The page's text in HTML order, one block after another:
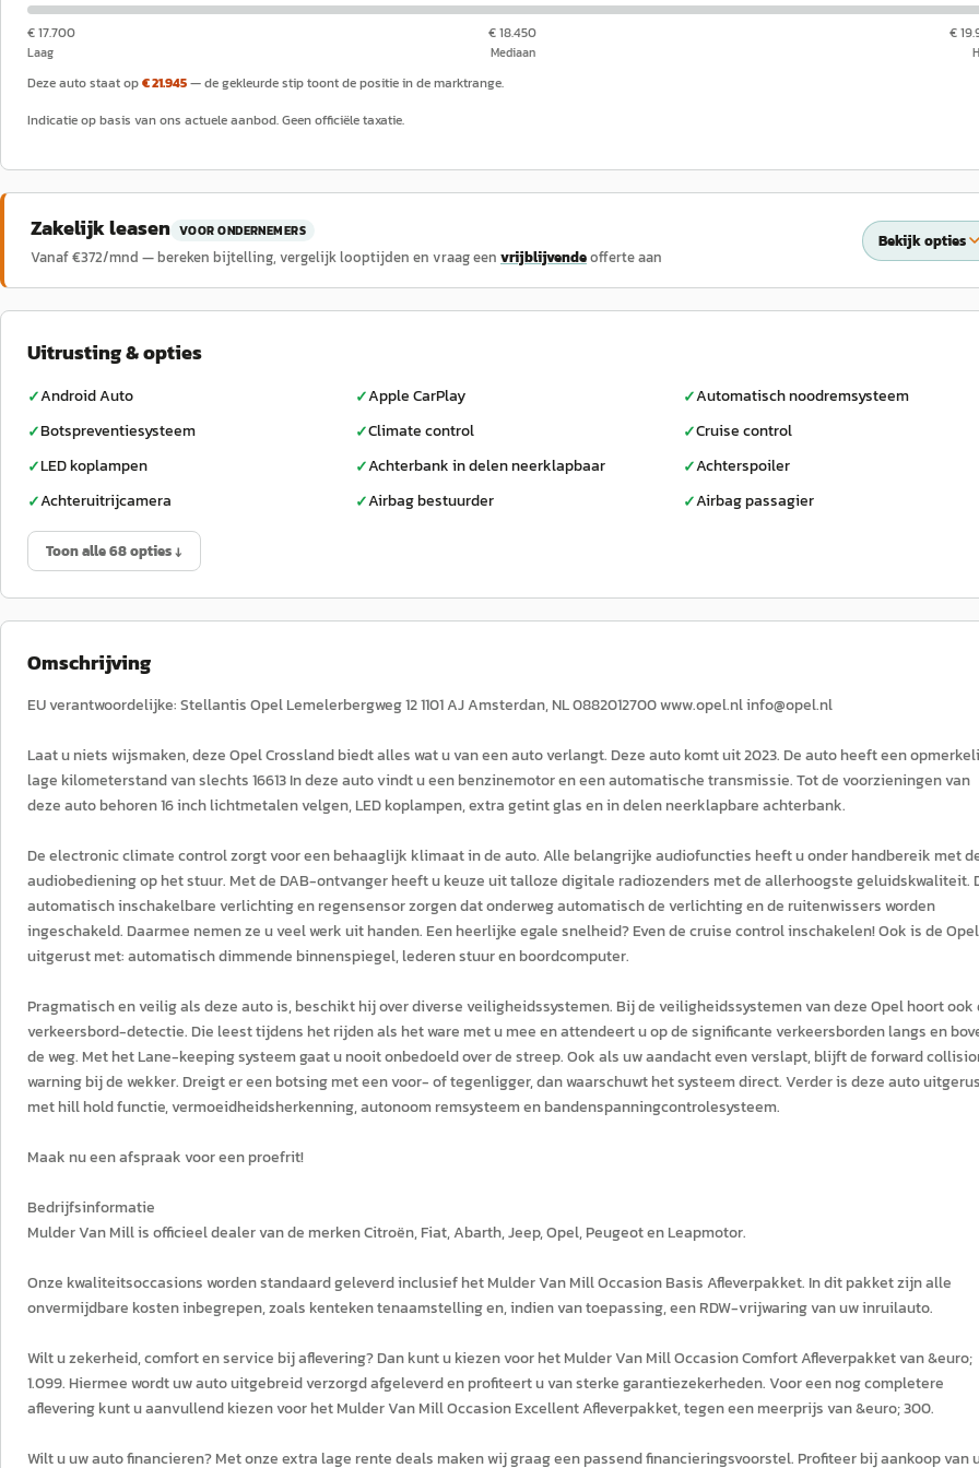
€ 17.700
Laag
€ 18.450
Mediaan
€
Deze auto staat op€ 21.945— de gekleurde stip toont de positie in de marktrange.
Indicatie op basis van ons actuele aanbod. Geen officiële taxatie.
Zakelijk leasen VOOR ONDERNEMERS
Vanaf €372/mnd — bereken bijtelling, vergelijk looptijden en vraag een vrijblijvendeofferte aan
Bekijk opties
Uitrusting & opties
✓Android Auto ✓Apple CarPlay ✓Automatisch noodremsysteem
✓Botspreventiesysteem ✓Climate control ✓Cruise control
✓LED koplampen ✓Achterbank in delen neerklapbaar ✓Achterspoiler
✓Achteruitrijcamera ✓Airbag bestuurder ✓Airbag passagier
Toon alle 68 opties ↓
Omschrijving
EU verantwoordelijke: Stellantis Opel Lemelerbergweg 12 1101 AJ Amsterdan, NL 0882012700 www.opel.nl info@opel.nl
Laat u niets wijsmaken, deze Opel Crossland biedt alles wat u van een auto verlangt. Deze auto komt uit 2023. De auto heeft een
lage kilometerstand van slechts 16613 In deze auto vindt u een benzinemotor en een automatische transmissie. Tot de voorzieningen van
deze auto behoren 16 inch lichtmetalen velgen, LED koplampen, extra getint glas en in delen neerklapbare achterbank.
De electronic climate control zorgt voor een behaaglijk klimaat in de auto. Alle belangrijke audiofuncties heeft u onder handbereik met
audiobediening op het stuur. Met de DAB-ontvanger heeft u keuze uit talloze digitale radiozenders met de allerhoogste geluidskwaliteit.
automatisch inschakelbare verlichting en regensensor zorgen dat onderweg automatisch de verlichting en de ruitenwissers worden
ingeschakeld. Daarmee nemen ze u veel werk uit handen. Een heerlijke egale snelheid? Even de cruise control inschakelen! Ook is de Opel
uitgerust met: automatisch dimmende binnenspiegel, lederen stuur en boordcomputer.
Pragmatisch en veilig als deze auto is, beschikt hij over diverse veiligheidssystemen. Bij de veiligheidssystemen van deze Opel hoort ook
verkeersbord-detectie. Die leest tijdens het rijden als het ware met u mee en attendeert u op de significante verkeersborden langs en
de weg. Met het Lane-keeping systeem gaat u nooit onbedoeld over de streep. Ook als uw aandacht even verslapt, blijft de forward
warning bij de wekker. Dreigt er een botsing met een voor- of tegenligger, dan waarschuwt het systeem direct. Verder is deze auto
met hill hold functie, vermoeidheidsherkenning, autonoom remsysteem en bandenspanningcontrolesysteem.
Maak nu een afspraak voor een proefrit!
Bedrijfsinformatie
Mulder Van Mill is officieel dealer van de merken Citroën, Fiat, Abarth, Jeep, Opel, Peugeot en Leapmotor.
Onze kwaliteitsoccasions worden standaard geleverd inclusief het Mulder Van Mill Occasion Basis Afleverpakket. In dit pakket zijn alle
onvermijdbare kosten inbegrepen, zoals kenteken tenaamstelling en, indien van toepassing, een RDW-vrijwaring van uw inruilauto.
Wilt u zekerheid, comfort en service bij aflevering? Dan kunt u kiezen voor het Mulder Van Mill Occasion Comfort Afleverpakket van &euro;
1.099. Hiermee wordt uw auto uitgebreid verzorgd afgeleverd en profiteert u van sterke garantiezekerheden. Voor een nog completere
aflevering kunt u aanvullend kiezen voor het Mulder Van Mill Occasion Excellent Afleverpakket, tegen een meerprijs van &euro; 300.
Wilt u uw auto financieren? Met onze extra lage rente deals maken wij graag een passend financieringsvoorstel. Profiteer bij aankoop van